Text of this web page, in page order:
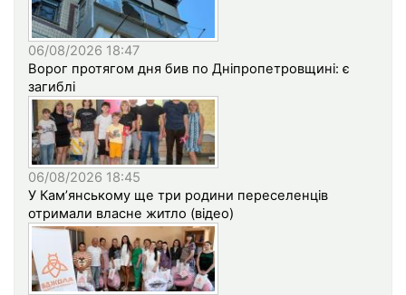
06/08/2026 18:47
Ворог протягом дня бив по Дніпропетровщині: є
загиблі
06/08/2026 18:45
У Кам’янському ще три родини переселенців
отримали власне житло (відео)